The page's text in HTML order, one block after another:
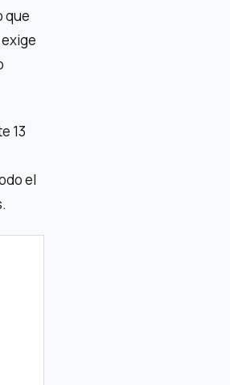
que
13
el